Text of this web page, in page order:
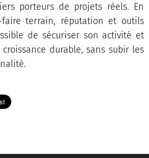
porteurs de projets réels. En
faire terrain, réputation et outils
de sécuriser son activité et
durable, sans subir les